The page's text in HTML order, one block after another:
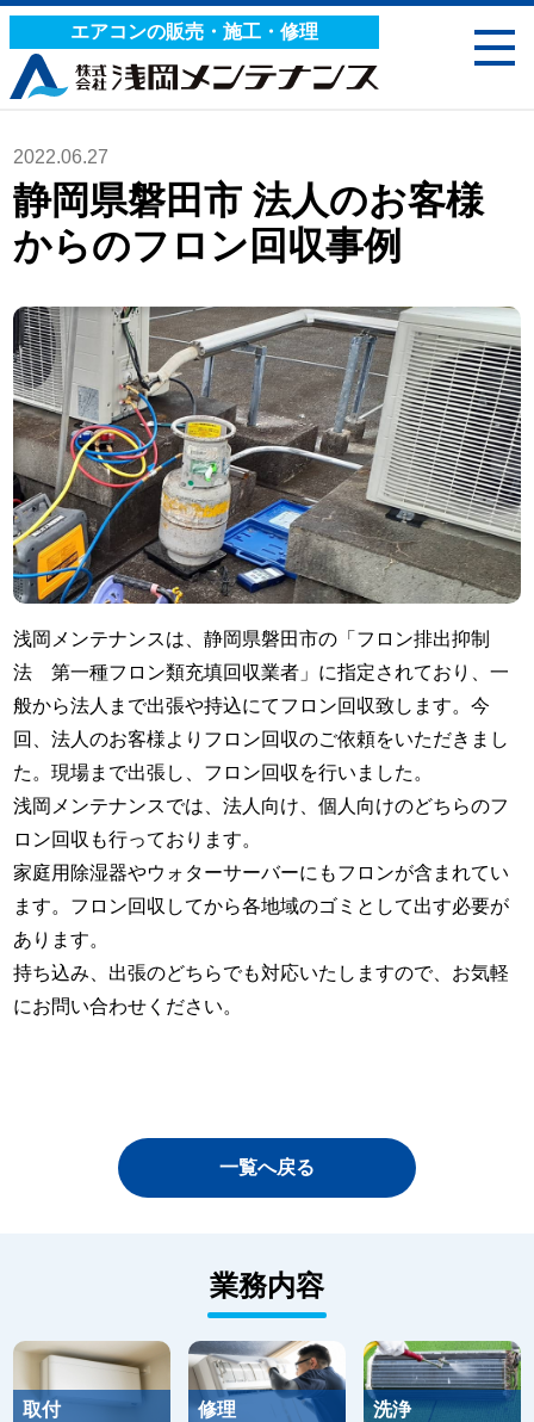
エアコンの販売・施工・修理
2022.06.27
静岡県磐田市 法人のお客様
からのフロン回収事例
浅岡メンテナンスは、静岡県磐田市の「フロン排出抑制
法 第一種フロン類充填回収業者」に指定されており、一
般から法人まで出張や持込にてフロン回収致します。今
回、法人のお客様よりフロン回収のご依頼をいただきまし
た。現場まで出張し、フロン回収を行いました。
浅岡メンテナンスでは、法人向け、個人向けのどちらのフ
ロン回収も行っております。
家庭用除湿器やウォターサーバーにもフロンが含まれてい
ます。フロン回収してから各地域のゴミとして出す必要が
あります。
持ち込み、出張のどちらでも対応いたしますので、お気軽
にお問い合わせください。
一覧へ戻る
業務内容
取付 修理 洗浄